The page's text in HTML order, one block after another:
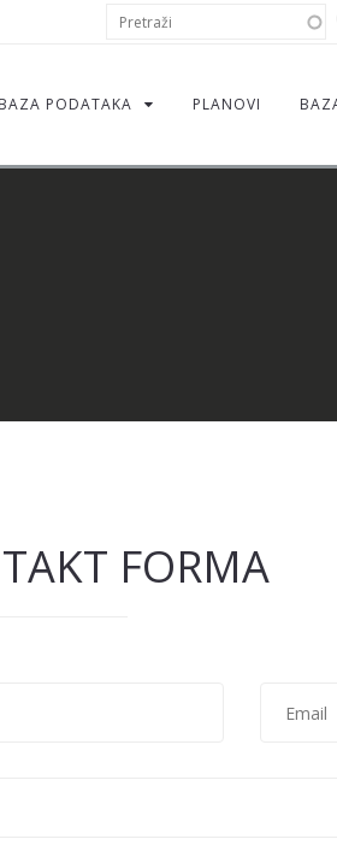
Search
form
BAZA PODATAKA PLANOVI
FORMA